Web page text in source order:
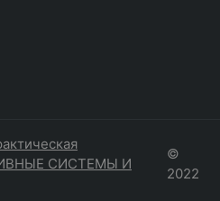
СИСТЕМЫ И
©
2022